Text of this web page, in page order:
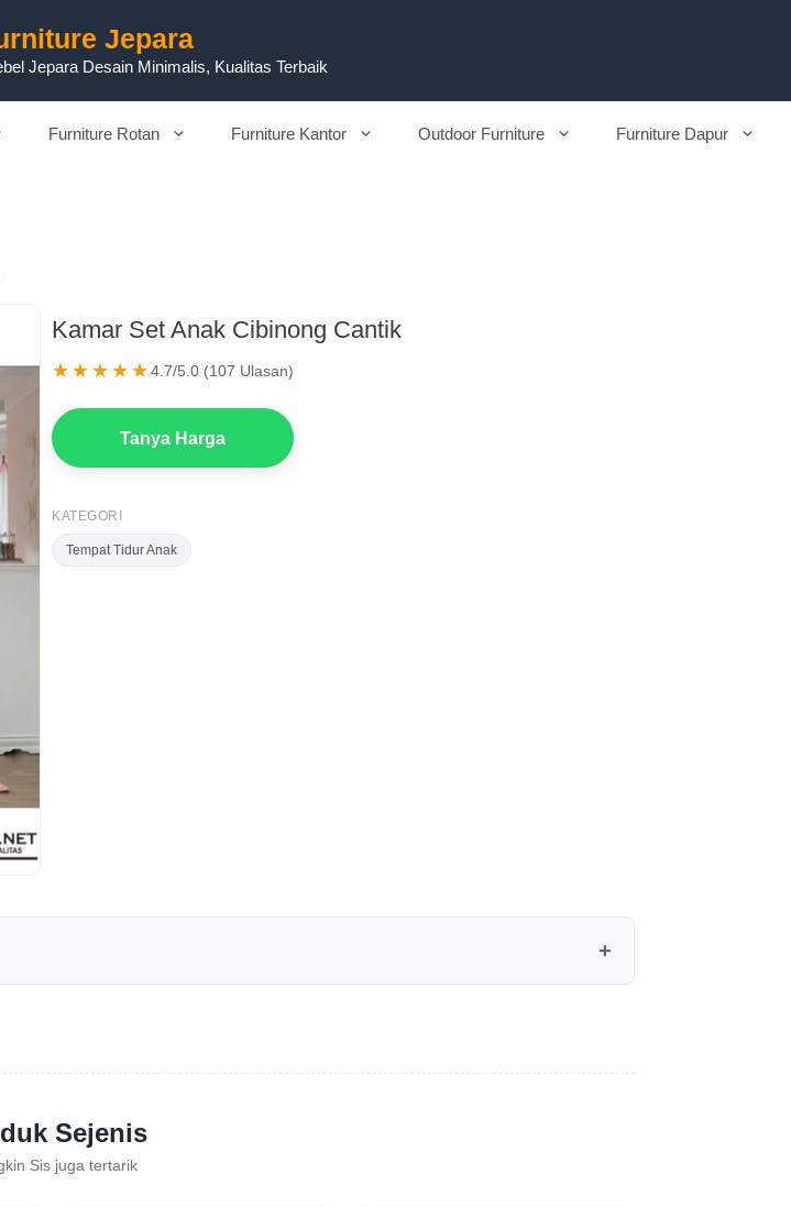
Jepara
Jepara Desain Minimalis, Kualitas Terbaik
Furniture Rotan Furniture Kantor Outdoor Furniture Furniture Dapur
Kamar Set Anak Cibinong Cantik
★★★★★4.7/5.0 (107 Ulasan)
Tanya Harga
KATEGORI
Tempat Tidur Anak
Sejenis
Sis juga tertarik